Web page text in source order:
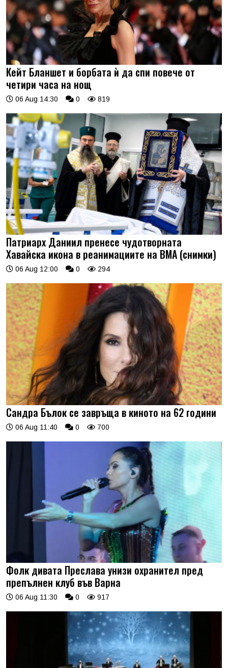
Кейт Бланшет и борбата ѝ да спи повече от
четири часа на нощ
06 Aug 14:30 0 819
Патриарх Даниил пренесе чудотворната
Хавайска икона в реанимациите на ВМА (снимки)
06 Aug 12:00 0 294
Сандра Бълок се завръща в киното на 62 години
06 Aug 11:40 0 700
Фолк дивата Преслава унизи охранител пред
препълнен клуб във Варна
06 Aug 11:30 0 917